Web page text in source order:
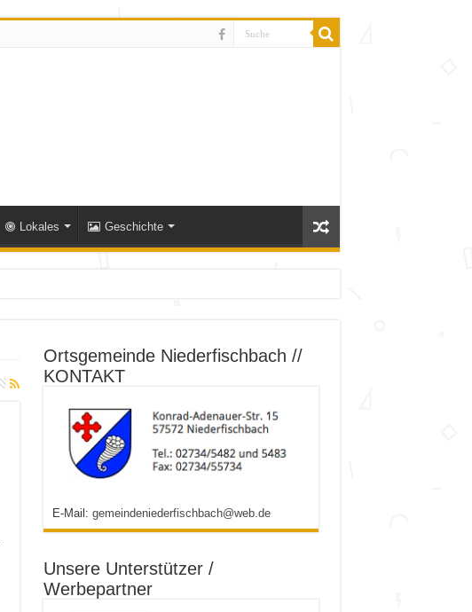
Lokales Geschichte
Ortsgemeinde Niederfischbach //
KONTAKT
E-Mail: gemeindeniederfischbach@web.de
Unsere Unterstützer /
Werbepartner